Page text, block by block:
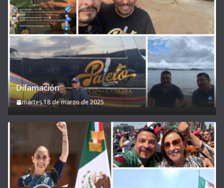
Difamación
martes 18 de marzo de 2025